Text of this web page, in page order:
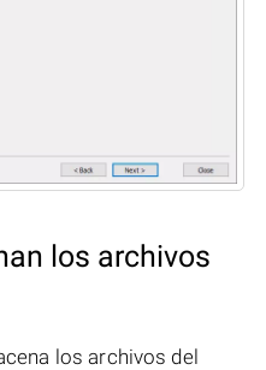
los archivos
los archivos del